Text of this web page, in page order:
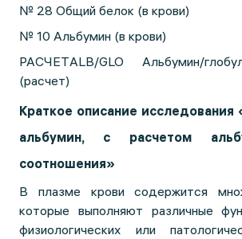
№ 28 Общий белок (в крови)
№ 10 Альбумин (в крови)
РАСЧЕТALB/GLO Альбумин/
(расчет)
Краткое описание
альбумин, с расчетом
соотношения»
В плазме крови содержится
которые выполняют различные
физиологических или